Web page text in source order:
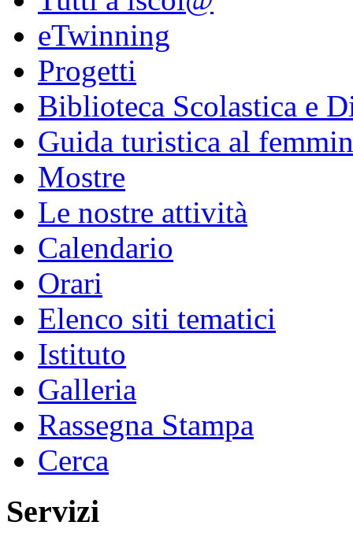
eTwinning
Progetti
Biblioteca Scolastica e
Guida turistica al
Mostre
Le nostre attività
Calendario
Orari
Elenco siti tematici
Istituto
Galleria
Rassegna Stampa
Cerca
Servizi